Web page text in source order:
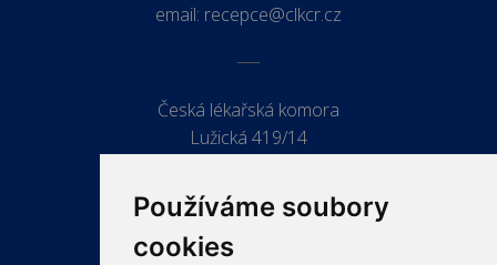
Používáme soubory
cookies
email: recepce@clkcr.cz
Česká lékařská komora
Lužická 419/14